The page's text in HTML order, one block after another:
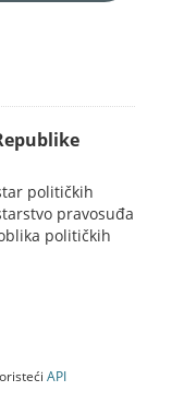
političkih
pravosuđa
političkih
API